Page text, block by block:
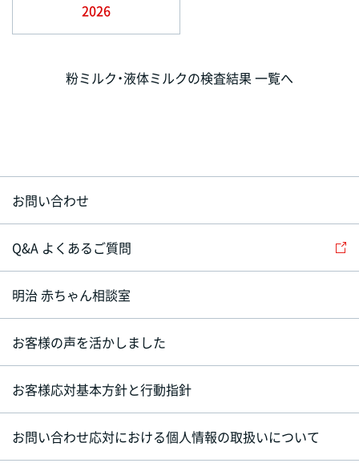
2026
粉ミルク・液体ミルクの検査結果 一覧へ
お問い合わせ
Q&A よくあるご質問
明治 赤ちゃん相談室
お客様の声を活かしました
お客様応対基本方針と行動指針
お問い合わせ応対における個人情報の取扱いについて